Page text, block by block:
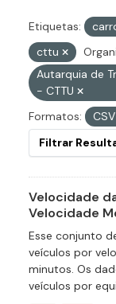
Etiquetas:
cttu
Autarquia de
- CTTU
Formatos:
CSV
Filtrar
Velocidade
Velocidade
Esse conjunto
veículos por
minutos. Os
veículos por